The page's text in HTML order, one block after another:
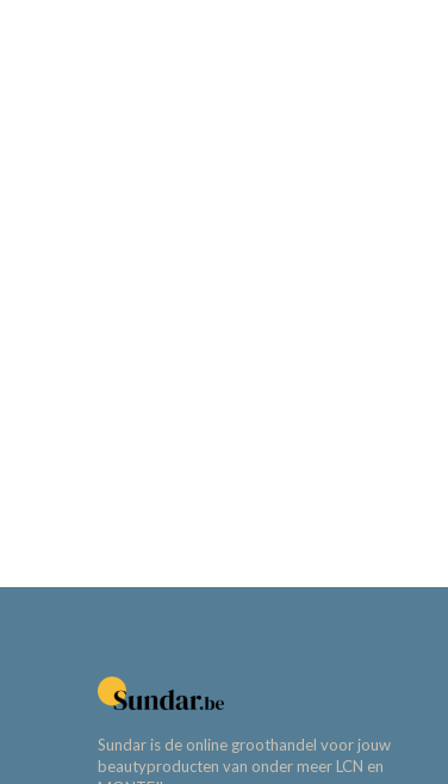
Sundar is de online groothandel voor jouw
beautyproducten van onder meer LCN en